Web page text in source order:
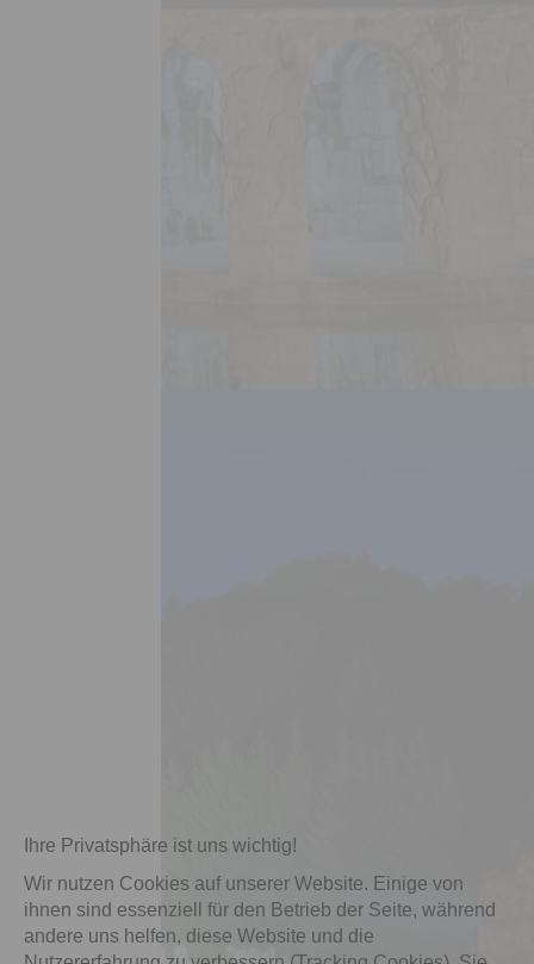
Ihre Privatsphäre ist uns wichtig!
Wir nutzen Cookies auf unserer Website. Einige von
ihnen sind essenziell für den Betrieb der Seite, während
andere uns helfen, diese Website und die